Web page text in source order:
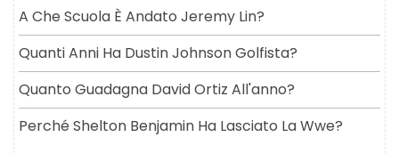
A Che Scuola È Andato Jeremy Lin?
Quanti Anni Ha Dustin Johnson Golfista?
Quanto Guadagna David Ortiz All'anno?
Perché Shelton Benjamin Ha Lasciato La Wwe?